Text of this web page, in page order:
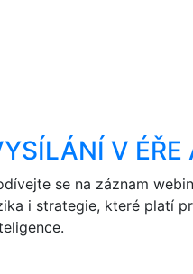
V ÉŘE
se na záznam
i strategie, které platí